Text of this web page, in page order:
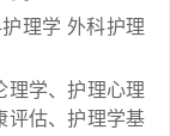
理学 外科护理
理学、护理心理
评估、护理学基